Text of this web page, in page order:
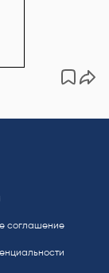
соглашение